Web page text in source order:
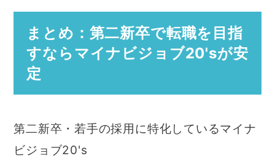
まとめ：第二新卒で転職を目指
すならマイナビジョブ20'sが安
定
第二新卒・若手の採用に特化しているマイナ
ビジョブ20's